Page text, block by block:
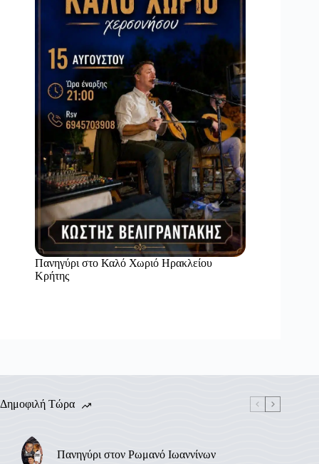
Πανηγύρι στο Καλό Χωριό Ηρακλείου
Κρήτης
Δημοφιλή Τώρα
Πανηγύρι στον Ρωμανό Ιωαννίνων